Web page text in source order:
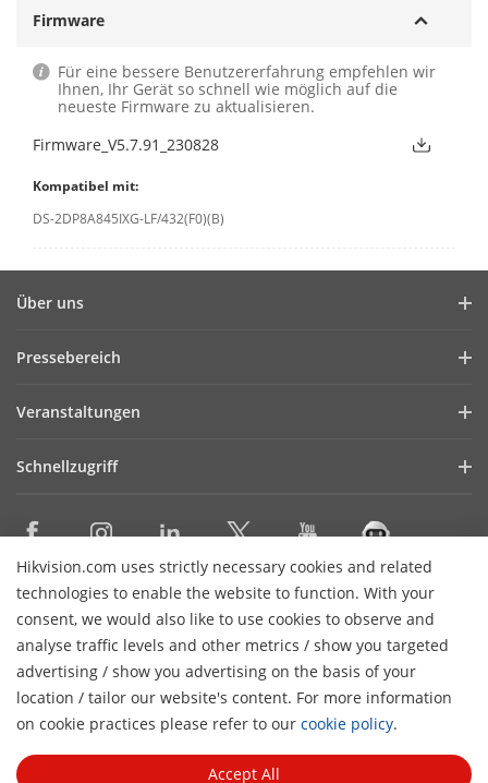
Firmware
Für eine bessere Benutzererfahrung empfehlen wir
Ihnen, Ihr Gerät so schnell wie möglich auf die
neueste Firmware zu aktualisieren.
Firmware_V5.7.91_230828
Kompatibel mit:
DS-2DP8A845IXG-LF/432(F0)(B)
Hikvision.com uses strictly necessary cookies and related
technologies to enable the website to function. With your
consent, we would also like to use cookies to observe and
analyse traffic levels and other metrics / show you targeted
advertising / show you advertising on the basis of your
location / tailor our website's content. For more information
on cookie practices please refer to our cookie policy.
Accept All
Über uns
Cybersecurity
Kontakt
Karriere
Pressebereich
Referenzen
Veranstaltungen
Schnellzugriff
Bezugsquellen
Erklärung zur Zugänglichkeit
Newsletter abbestellen
KONTAKT
Newsletter abonnieren
© 2026 Hangzhou Hikvision Digital Technology Co., Ltd. All
Rights Reserved.
Impressum
Cookie-
Richtlinie
Cookie Verwaltung
Allgemeine